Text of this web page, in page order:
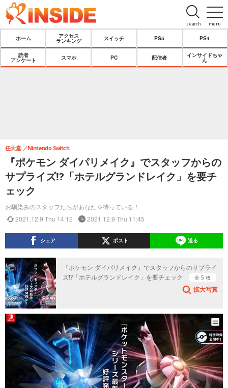
menu
search
ホーム
アクセス
ランキング
スイッチ PS5 PS4
読者
アンケート
スマホ PC 配信者
インサイドちゃ
ん
『ポケモン ダイパリメイク』でスタッフからの
サプライズ!?「ホテルグランドレイク」を要チ
ェック
お馴染みのスタッフたちがあなたを待っている！
任天堂 Nintendo Switch
2021.12.9 Thu 14:12 2021.12.9 Thu 11:45
シェア ポスト 送る
『ポケモン ダイパリメイク』でスタッフからのサプライ
ズ!?「ホテルグランドレイク」を要チェック
全 5 枚
拡大写真